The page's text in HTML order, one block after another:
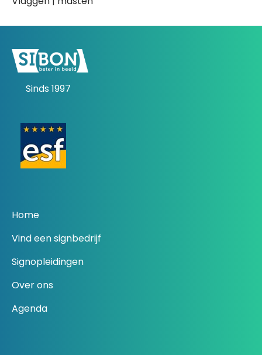
Sinds 1997
Home
Vind een signbedrijf
Signopleidingen
Over ons
Agenda